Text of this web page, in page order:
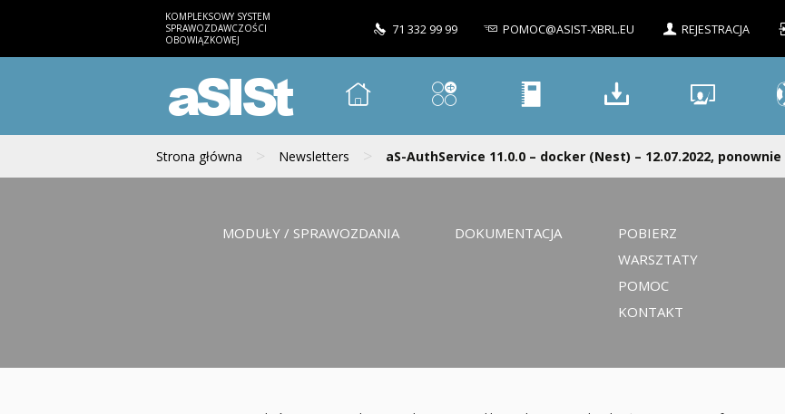
KOMPLEKSOWY SYSTEM
SPRAWOZDAWCZOŚCI
OBOWIĄZKOWEJ
71 332 99 99 POMOC@ASIST-XBRL.EU REJESTRACJA
aSISt
Strona główna > Newsletters > aS-AuthService 11.0.0 – docker (Nest) – 12.07.2022, ponownie
MODUŁY / SPRAWOZDANIA DOKUMENTACJA
POBIERZ
WARSZTATY
POMOC
KONTAKT